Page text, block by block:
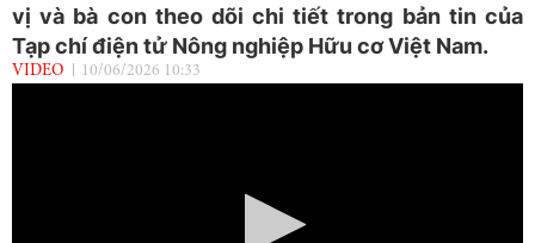
vị và bà con theo dõi chi tiết trong bản tin của
Tạp chí điện tử Nông nghiệp Hữu cơ Việt Nam.
VIDEO 10/06/2026 10:33